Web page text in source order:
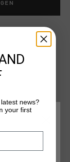
news?
your first